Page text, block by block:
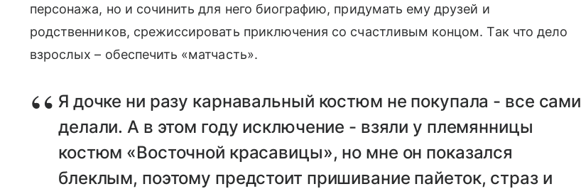
персонажа, но и сочинить для него биографию, придумать ему друзей и
родственников, срежиссировать приключения со счастливым концом. Так что дело
взрослых – обеспечить «матчасть».
Я дочке ни разу карнавальный костюм не покупала - все сами
делали. А в этом году исключение - взяли у племянницы
костюм «Восточной красавицы», но мне он показался
блеклым, поэтому предстоит пришивание пайеток, страз и